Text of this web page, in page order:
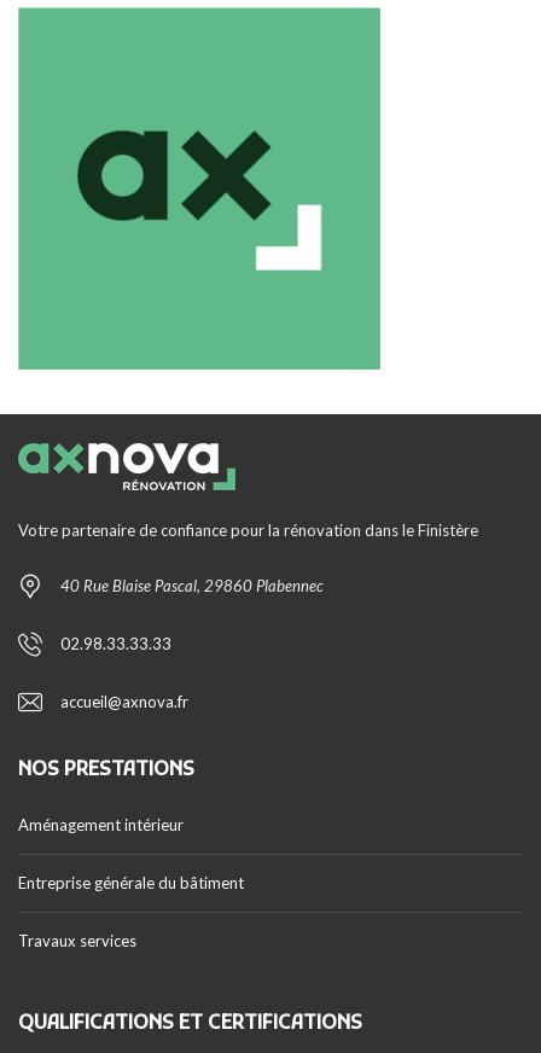
Votre partenaire de confiance pour la rénovation dans le Finistère
40 Rue Blaise Pascal, 29860 Plabennec
02.98.33.33.33
accueil@axnova.fr
NOS PRESTATIONS
Aménagement intérieur
Entreprise générale du bâtiment
Travaux services
QUALIFICATIONS ET CERTIFICATIONS